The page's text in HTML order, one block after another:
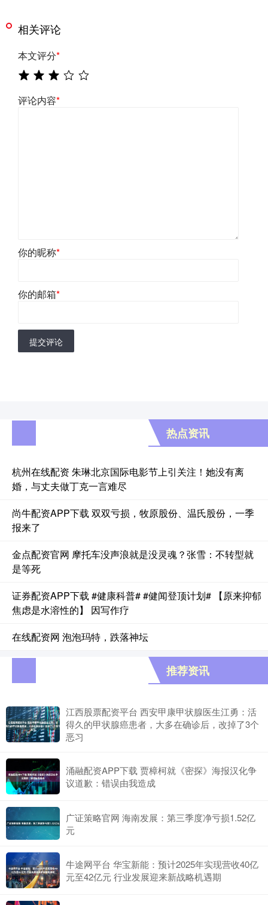
相关评论
本文评分*
评论内容*
你的昵称*
你的邮箱*
提交评论
热点资讯
杭州在线配资 朱琳北京国际电影节上引关注！她没有离
婚，与丈夫做丁克一言难尽
尚牛配资APP下载 双双亏损，牧原股份、温氏股份，一季
报来了
金点配资官网 摩托车没声浪就是没灵魂？张雪：不转型就
是等死
证券配资APP下载 #健康科普# #健闻登顶计划# 【原来抑郁
焦虑是水溶性的】 因写作疗
在线配资网 泡泡玛特，跌落神坛
推荐资讯
江西股票配资平台 西安甲康甲状腺医生江勇：活
得久的甲状腺癌患者，大多在确诊后，改掉了3个
恶习
涌融配资APP下载 贾樟柯就《密探》海报汉化争
议道歉：错误由我造成
广证策略官网 海南发展：第三季度净亏损1.52亿
元
牛途网平台 华宝新能：预计2025年实现营收40亿
元至42亿元 行业发展迎来新战略机遇期